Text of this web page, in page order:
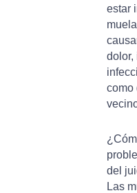
estar
dolor,
como
del
Las